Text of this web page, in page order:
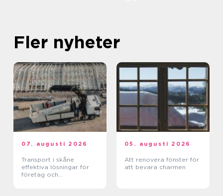
Fler nyheter
07. augusti 2026
Transport i skåne
effektiva lösningar för
företag och
05. augusti 2026
Att renovera fönster för
att bevara charmen